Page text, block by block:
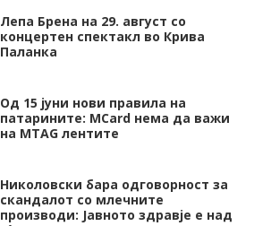
Лепа Брена на 29. август со
концертен спектакл во Крива
Паланка
Од 15 јуни нови правила на
патарините: MCard нема да важи
на MTAG лентите
Николовски бара одговорност за
скандалот со млечните
производи: Јавното здравје е над